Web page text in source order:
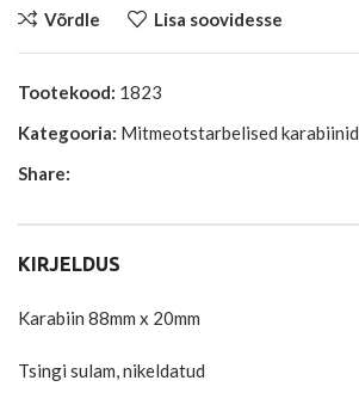
Võrdle Lisa soovidesse
Tootekood: 1823
Kategooria: Mitmeotstarbelised karabiinid
Share:
KIRJELDUS
Karabiin 88mm x 20mm
Tsingi sulam, nikeldatud